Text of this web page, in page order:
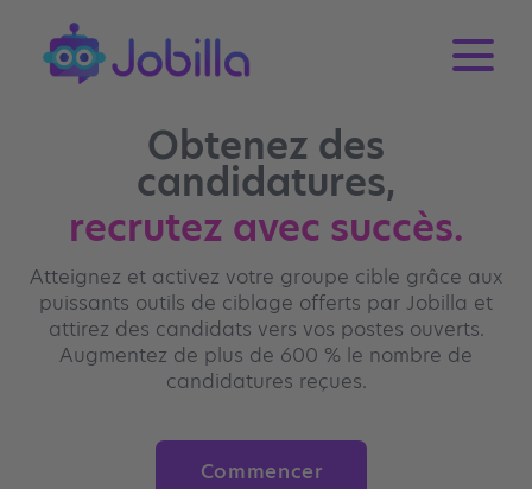
Obtenez des
candidatures,
recrutez avec succès.
Atteignez et activez votre groupe cible grâce aux
puissants outils de ciblage offerts par Jobilla et
attirez des candidats vers vos postes ouverts.
Augmentez de plus de 600 % le nombre de
candidatures reçues.
Commencer